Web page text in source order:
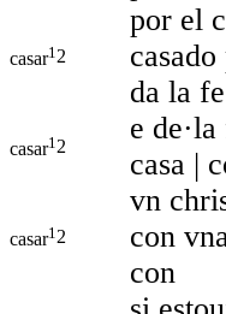
casar1 2
por el
da la fe
casar1 2
e
casa |
casar1 2
vn
con
con